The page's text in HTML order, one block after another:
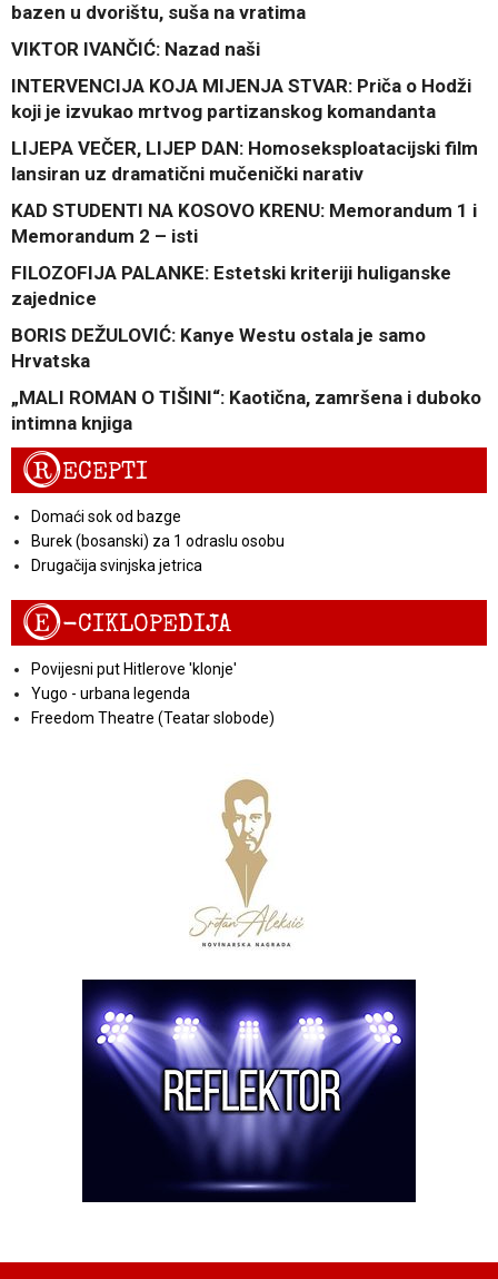
bazen u dvorištu, suša na vratima
VIKTOR IVANČIĆ: Nazad naši
INTERVENCIJA KOJA MIJENJA STVAR: Priča o Hodži
koji je izvukao mrtvog partizanskog komandanta
LIJEPA VEČER, LIJEP DAN: Homoseksploatacijski film
lansiran uz dramatični mučenički narativ
KAD STUDENTI NA KOSOVO KRENU: Memorandum 1 i
Memorandum 2 – isti
FILOZOFIJA PALANKE: Estetski kriteriji huliganske
zajednice
BORIS DEŽULOVIĆ: Kanye Westu ostala je samo
Hrvatska
„MALI ROMAN O TIŠINI“: Kaotična, zamršena i duboko
intimna knjiga
RECEPTI
Domaći sok od bazge
Burek (bosanski) za 1 odraslu osobu
Drugačija svinjska jetrica
E-CIKLOPEDIJA
Povijesni put Hitlerove 'klonje'
Yugo - urbana legenda
Freedom Theatre (Teatar slobode)